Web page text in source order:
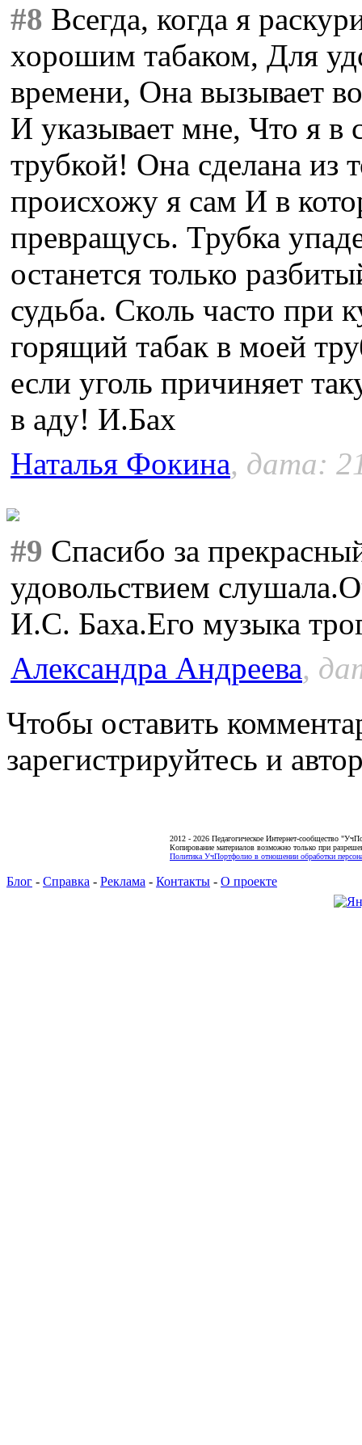
#8 Всегда, когда я
хорошим табаком, Для
времени, Она вызывает
И указывает мне, Что я в
трубкой! Она сделана из
происхожу я сам И в
превращусь. Трубка
останется только
судьба. Сколь часто при
горящий табак в моей
если уголь причиняет
в аду! И.Бах
Наталья Фокина, дата:
#9 Спасибо за
удовольствием
И.С. Баха.Его музыка
Александра Андреева,
Чтобы оставить
зарегистрируйтесь и
2012 - 2026 Педагогическое Интернет-сообщество
Копирование материалов возможно только при
Политика УчПортфолио в отношении обработки
Блог - Справка - Реклама - Контакты - О проекте